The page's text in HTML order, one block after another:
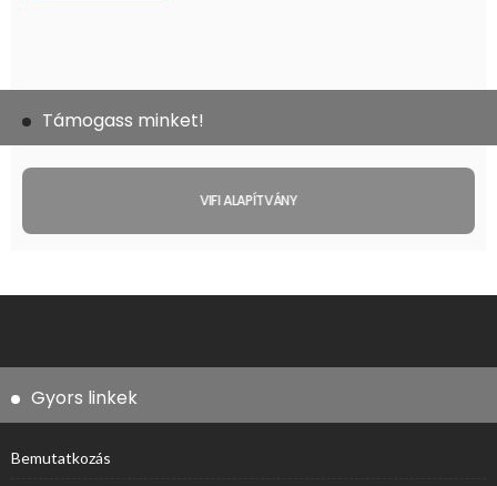
Támogass minket!
VIFI ALAPÍTVÁNY
Gyors linkek
Bemutatkozás